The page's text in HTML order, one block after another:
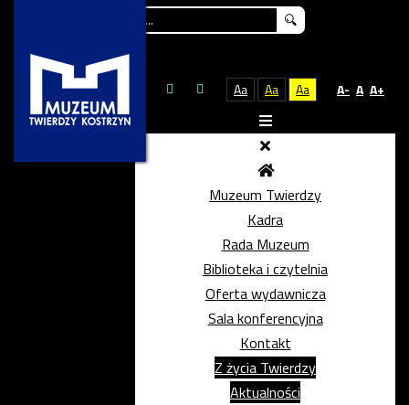
Aa Aa Aa A- A A+
Muzeum Twierdzy
Kadra
Rada Muzeum
Biblioteka i czytelnia
Oferta wydawnicza
Sala konferencyjna
Kontakt
Z życia Twierdzy
Aktualności